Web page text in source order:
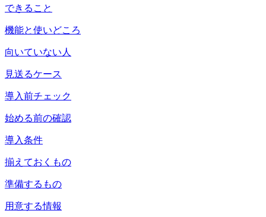
できること
機能と使いどころ
向いていない人
見送るケース
導入前チェック
始める前の確認
導入条件
揃えておくもの
準備するもの
用意する情報